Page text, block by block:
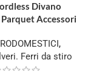
Divano
Accessori
,
Ferri da stiro